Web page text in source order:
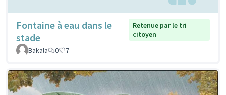
Fontaine à eau dans le
stade
Retenue par le tri
citoyen
Bakala
0 7